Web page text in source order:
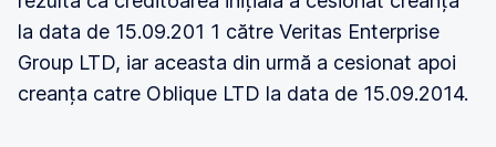
la data de 15.09.201 1 către Veritas Enterprise
Group LTD, iar aceasta din urmă a cesionat apoi
creanța catre Oblique LTD la data de 15.09.2014.